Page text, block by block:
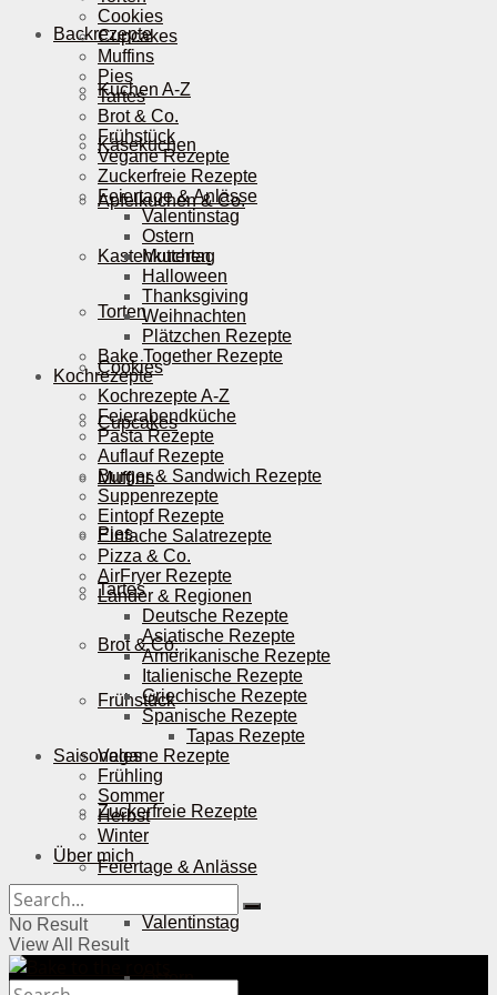
Backrezepte
Kuchen A-Z
Käsekuchen
Apfelkuchen & Co.
Kastenkuchen
Torten
Cookies
Cupcakes
Muffins
Pies
Tartes
Brot & Co.
Frühstück
Vegane Rezepte
Zuckerfreie Rezepte
Feiertage & Anlässe
Valentinstag
Ostern
Cookies
Cupcakes
Muffins
Pies
Tartes
Brot & Co.
Frühstück
Vegane Rezepte
Zuckerfreie Rezepte
Feiertage & Anlässe
Valentinstag
Ostern
Muttertag
Halloween
Thanksgiving
Weihnachten
Plätzchen Rezepte
Bake Together Rezepte
Kochrezepte
Kochrezepte A-Z
Feierabendküche
Pasta Rezepte
Auflauf Rezepte
Burger & Sandwich Rezepte
Suppenrezepte
Eintopf Rezepte
Einfache Salatrezepte
Pizza & Co.
AirFryer Rezepte
Länder & Regionen
Deutsche Rezepte
Asiatische Rezepte
Amerikanische Rezepte
Italienische Rezepte
Griechische Rezepte
Spanische Rezepte
Tapas Rezepte
Saisonales
Frühling
Sommer
Herbst
Winter
Über mich
No Result
View All Result